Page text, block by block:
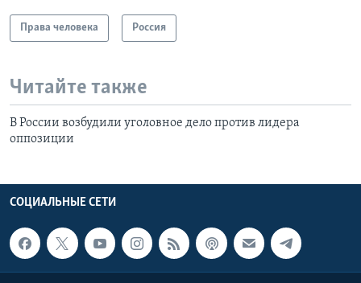
Права человека Россия
Читайте также
В России возбудили уголовное дело против лидера
оппозиции
СОЦИАЛЬНЫЕ СЕТИ